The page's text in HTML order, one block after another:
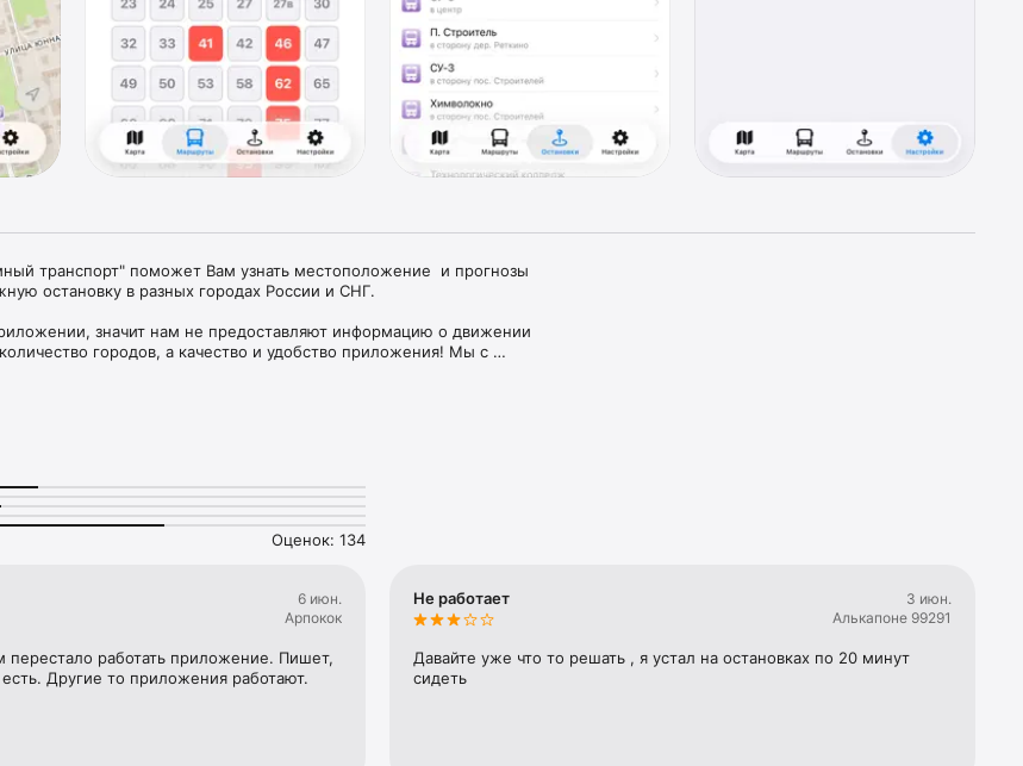
транспорт" поможет Вам узнать местоположение  и прогнозы
остановку в разных городах России и СНГ.
значит нам не предоставляют информацию о движении
городов, а качество и удобство приложения! Мы с
в регионах. Поэтому, если Вы не нашли какой-то маршрут в
в данный момент, либо к нам в принципе не поступает
каждые 20-40 секунд, при расчетах учитываются текущие
Оценок: 134
6 июн.
Арпокок
перестало работать приложение. Пишет,
Другие то приложения работают.
Не работает
3 июн.
Алькапоне 99291
Давайте уже что то решать , я устал на остановках по 20 минут
сидеть